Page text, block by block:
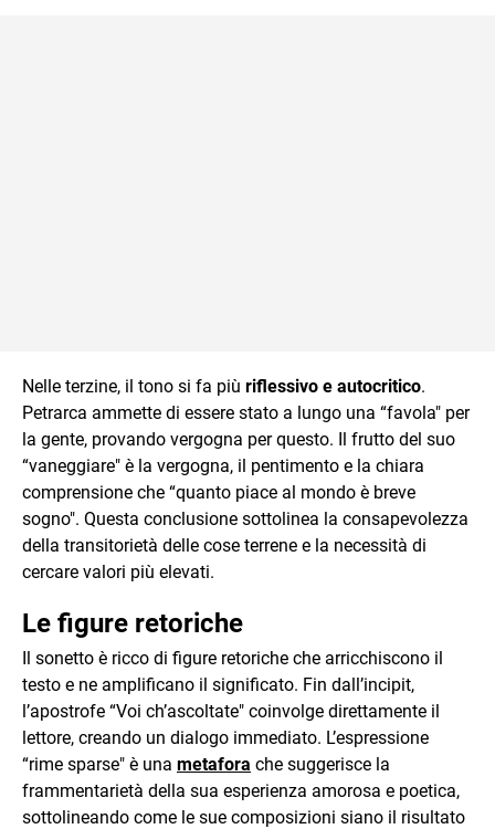
Nelle terzine, il tono si fa più riflessivo e autocritico.
Petrarca ammette di essere stato a lungo una “favola" per
la gente, provando vergogna per questo. Il frutto del suo
“vaneggiare" è la vergogna, il pentimento e la chiara
comprensione che “quanto piace al mondo è breve
sogno". Questa conclusione sottolinea la consapevolezza
della transitorietà delle cose terrene e la necessità di
cercare valori più elevati.
Le figure retoriche
Il sonetto è ricco di figure retoriche che arricchiscono il
testo e ne amplificano il significato. Fin dall’incipit,
l’apostrofe “Voi ch’ascoltate" coinvolge direttamente il
lettore, creando un dialogo immediato. L’espressione
“rime sparse" è una metafora che suggerisce la
frammentarietà della sua esperienza amorosa e poetica,
sottolineando come le sue composizioni siano il risultato